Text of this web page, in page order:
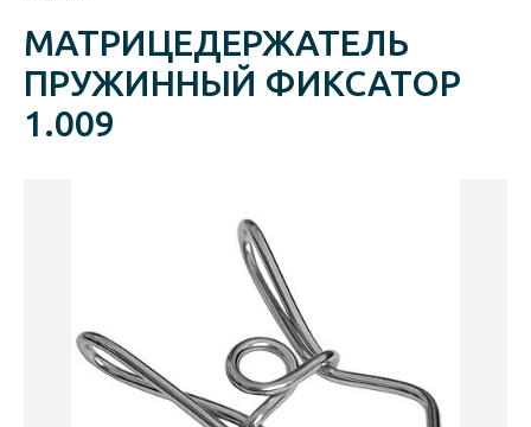
МАТРИЦЕДЕРЖАТЕЛЬ
ПРУЖИННЫЙ ФИКСАТОР
1.009